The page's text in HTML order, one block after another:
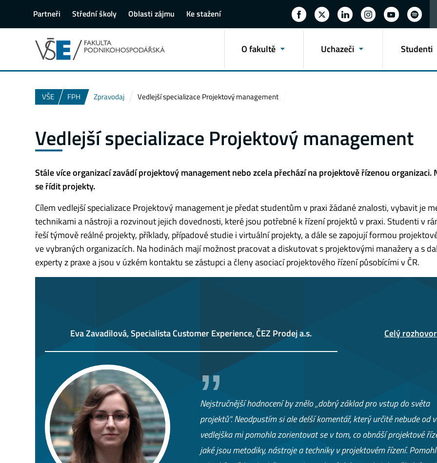
Partneři Střední školy Oblasti zájmu Ke stažení
O fakultě Uchazeči Studenti
VŠE FPH Zpravodaj Vedlejší specializace Projektový management
Vedlejší specializace Projektový management
Stále více organizací zavádí projektový management nebo zcela přechází na projektově řízenou organizaci.
se řídit projekty.
Cílem vedlejší specializace Projektový management je předat studentům v praxi žádané znalosti, vybavit je
technikami a nástroji a rozvinout jejich dovednosti, které jsou potřebné k řízení projektů v praxi. Studenti v
řeší týmově reálné projekty, příklady, případové studie i virtuální projekty, a dále se zapojují formou
ve vybraných organizacích. Na hodinách mají možnost pracovat a diskutovat s projektovými manažery a s
experty z praxe a jsou v úzkém kontaktu se zástupci a členy asociací projektového řízení působícími v ČR.
Eva Zavadilová, Specialista Customer Experience, ČEZ Prodej a.s. Celý rozhovor
Nejstručnější hodnocení by znělo „dobrý základ pro vstup do světa
projektů“. Neodpustím si ale delší komentář, který určitě nebude od
vedlejška mi pomohla zorientovat se v tom, co obnáší projektové
jaké jsou metodiky, nástroje a techniky v projektovém řízení.